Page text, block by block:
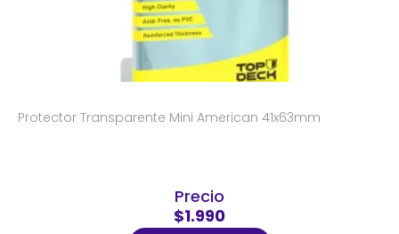
Protector Transparente Mini American 41x63mm
Precio
$1.990